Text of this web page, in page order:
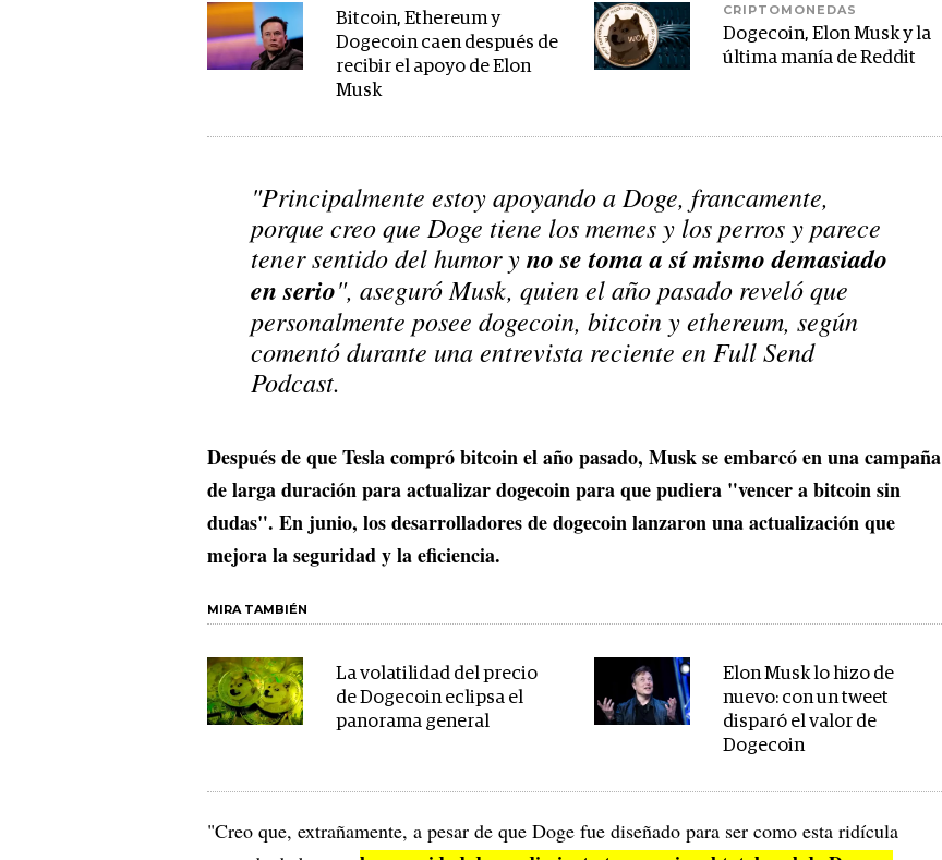
Bitcoin, Ethereum y
Dogecoin caen después de
recibir el apoyo de Elon
Musk
CRIPTOMONEDAS
Dogecoin, Elon Musk y la
última manía de Reddit
"Principalmente estoy apoyando a Doge, francamente,
porque creo que Doge tiene los memes y los perros y parece
tener sentido del humor yno se toma a sí mismo demasiado
en serio", aseguró Musk, quien el año pasado reveló que
personalmente posee dogecoin, bitcoin y ethereum, según
comentó durante una entrevista reciente en Full Send
Podcast.
Después de que Tesla compró bitcoin el año pasado, Musk se embarcó en una campaña
de larga duración para actualizar dogecoin para que pudiera "vencer a bitcoin sin
dudas". En junio, los desarrolladores de dogecoin lanzaron una actualización que
mejora la seguridad y la eficiencia.
MIRA TAMBIÉN
La volatilidad del precio
de Dogecoin eclipsa el
panorama general
Elon Musk lo hizo de
nuevo: con un tweet
disparó el valor de
Dogecoin
"Creo que, extrañamente, a pesar de que Doge fue diseñado para ser como esta ridícula